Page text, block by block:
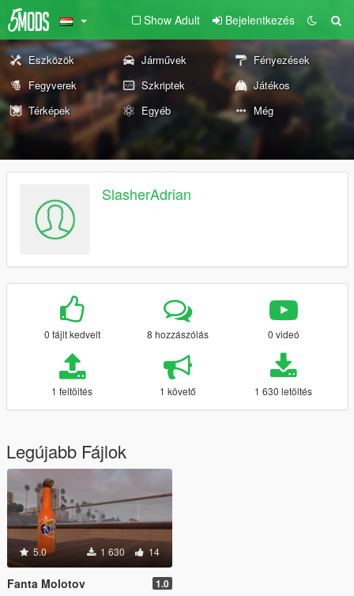
Show Adult Bejelentkezés
Eszközök Járművek
Fényezések
Fegyverek
Szkriptek
Játékos
Térképek
Egyéb Még
SlasherAdrian
0 fájlt kedvelt 8 hozzászólás 0 videó
1 feltöltés 1 követő 1 630 letöltés
Legújabb Fájlok
5.0 1 630 14
Fanta Molotov 1.0